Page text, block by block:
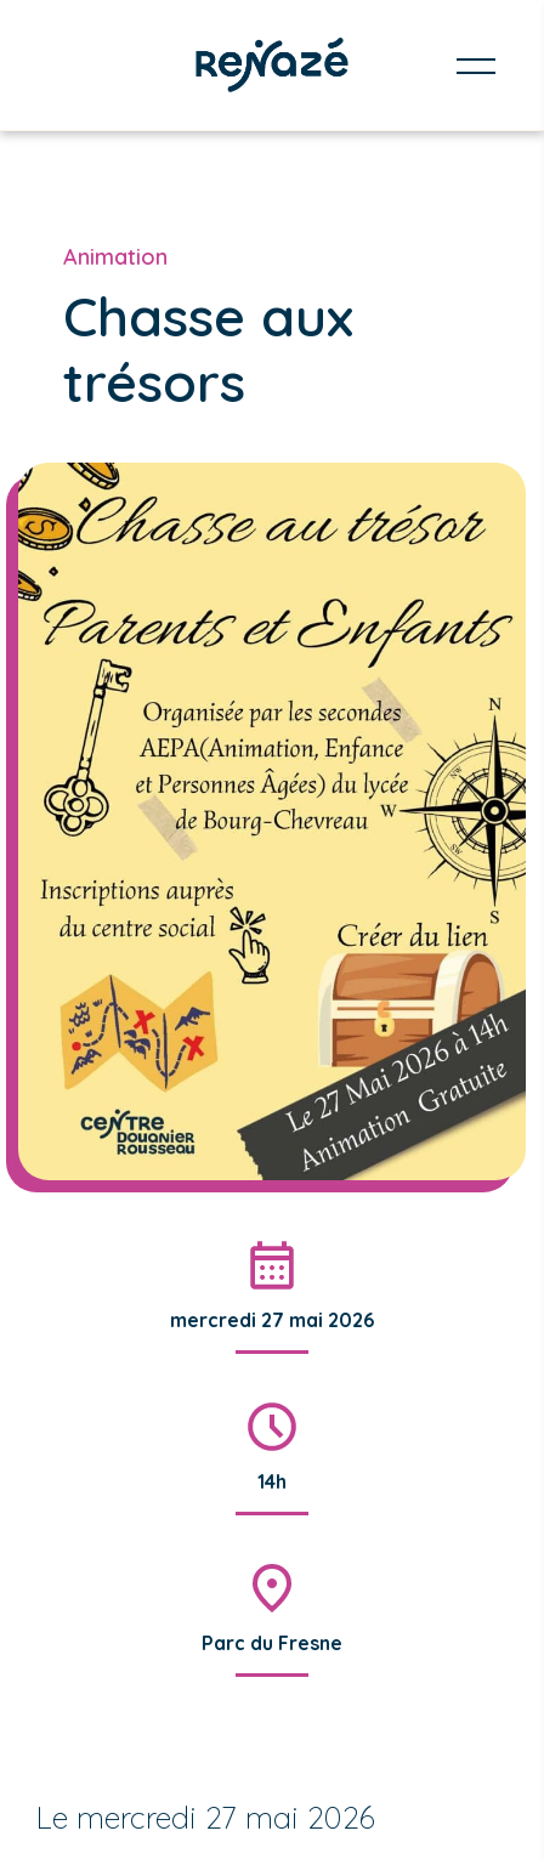
Animation
Chasse aux
trésors
mercredi 27 mai 2026
14h
Parc du Fresne
Le mercredi 27 mai 2026